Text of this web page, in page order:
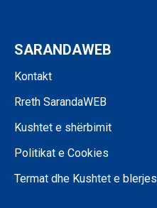
SARANDAWEB
Kontakt
Rreth SarandaWEB
Kushtet e shërbimit
Politikat e Cookies
Termat dhe Kushtet e blerjes